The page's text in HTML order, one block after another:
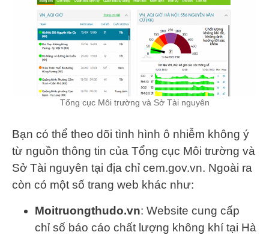
Tổng cục Môi trường và Sở Tài nguyên
Bạn có thể theo dõi tình hình ô nhiễm không ý
từ nguồn thông tin của Tổng cục Môi trường và
Sở Tài nguyên tại địa chỉ cem.gov.vn. Ngoài ra
còn có một số trang web khác như:
Moitruongthudo.vn: Website cung cấp
chỉ số báo cáo chất lượng không khí tại Hà